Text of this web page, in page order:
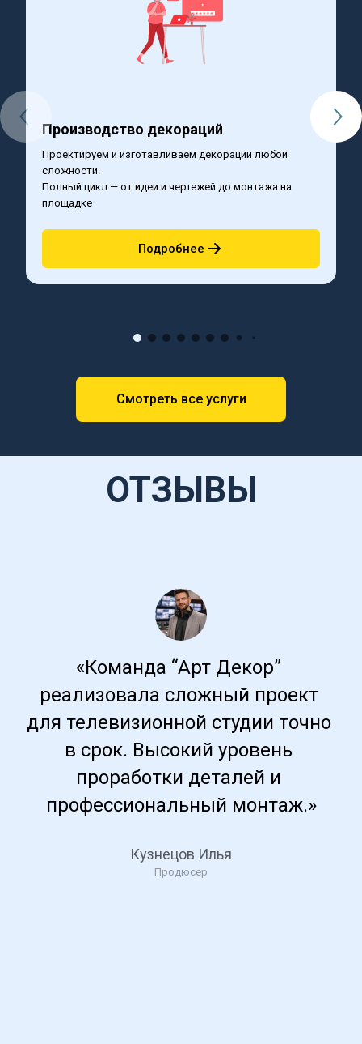
Производство декораций
Проектируем и изготавливаем декорации любой
сложности.
Полный цикл — от идеи и чертежей до монтажа на
площадке
Подробнее
Смотреть все услуги
ОТЗЫВЫ
«Команда “Арт Декор”
реализовала сложный проект
для телевизионной студии точно
в срок. Высокий уровень
проработки деталей и
профессиональный монтаж.»
Кузнецов Илья
Продюсер